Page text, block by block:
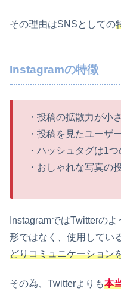
その理由はSNSとしての
Instagramの特徴
・投稿の拡散力が小
・投稿を見たユーザ
・ハッシュタグは1
・おしゃれな写真の
InstagramではTwitterの
形ではなく、使用してい
どりコミュニケーション
その為、Twitterよりも本